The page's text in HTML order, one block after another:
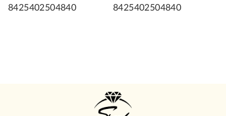
8425402504840 8425402504840